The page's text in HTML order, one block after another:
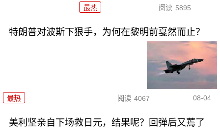
最热 阅读 5895
特朗普对波斯下狠手，为何在黎明前戛然而止？
最热 阅读 4067 08-04
美利坚亲自下场救日元，结果呢？回弹后又蔫了